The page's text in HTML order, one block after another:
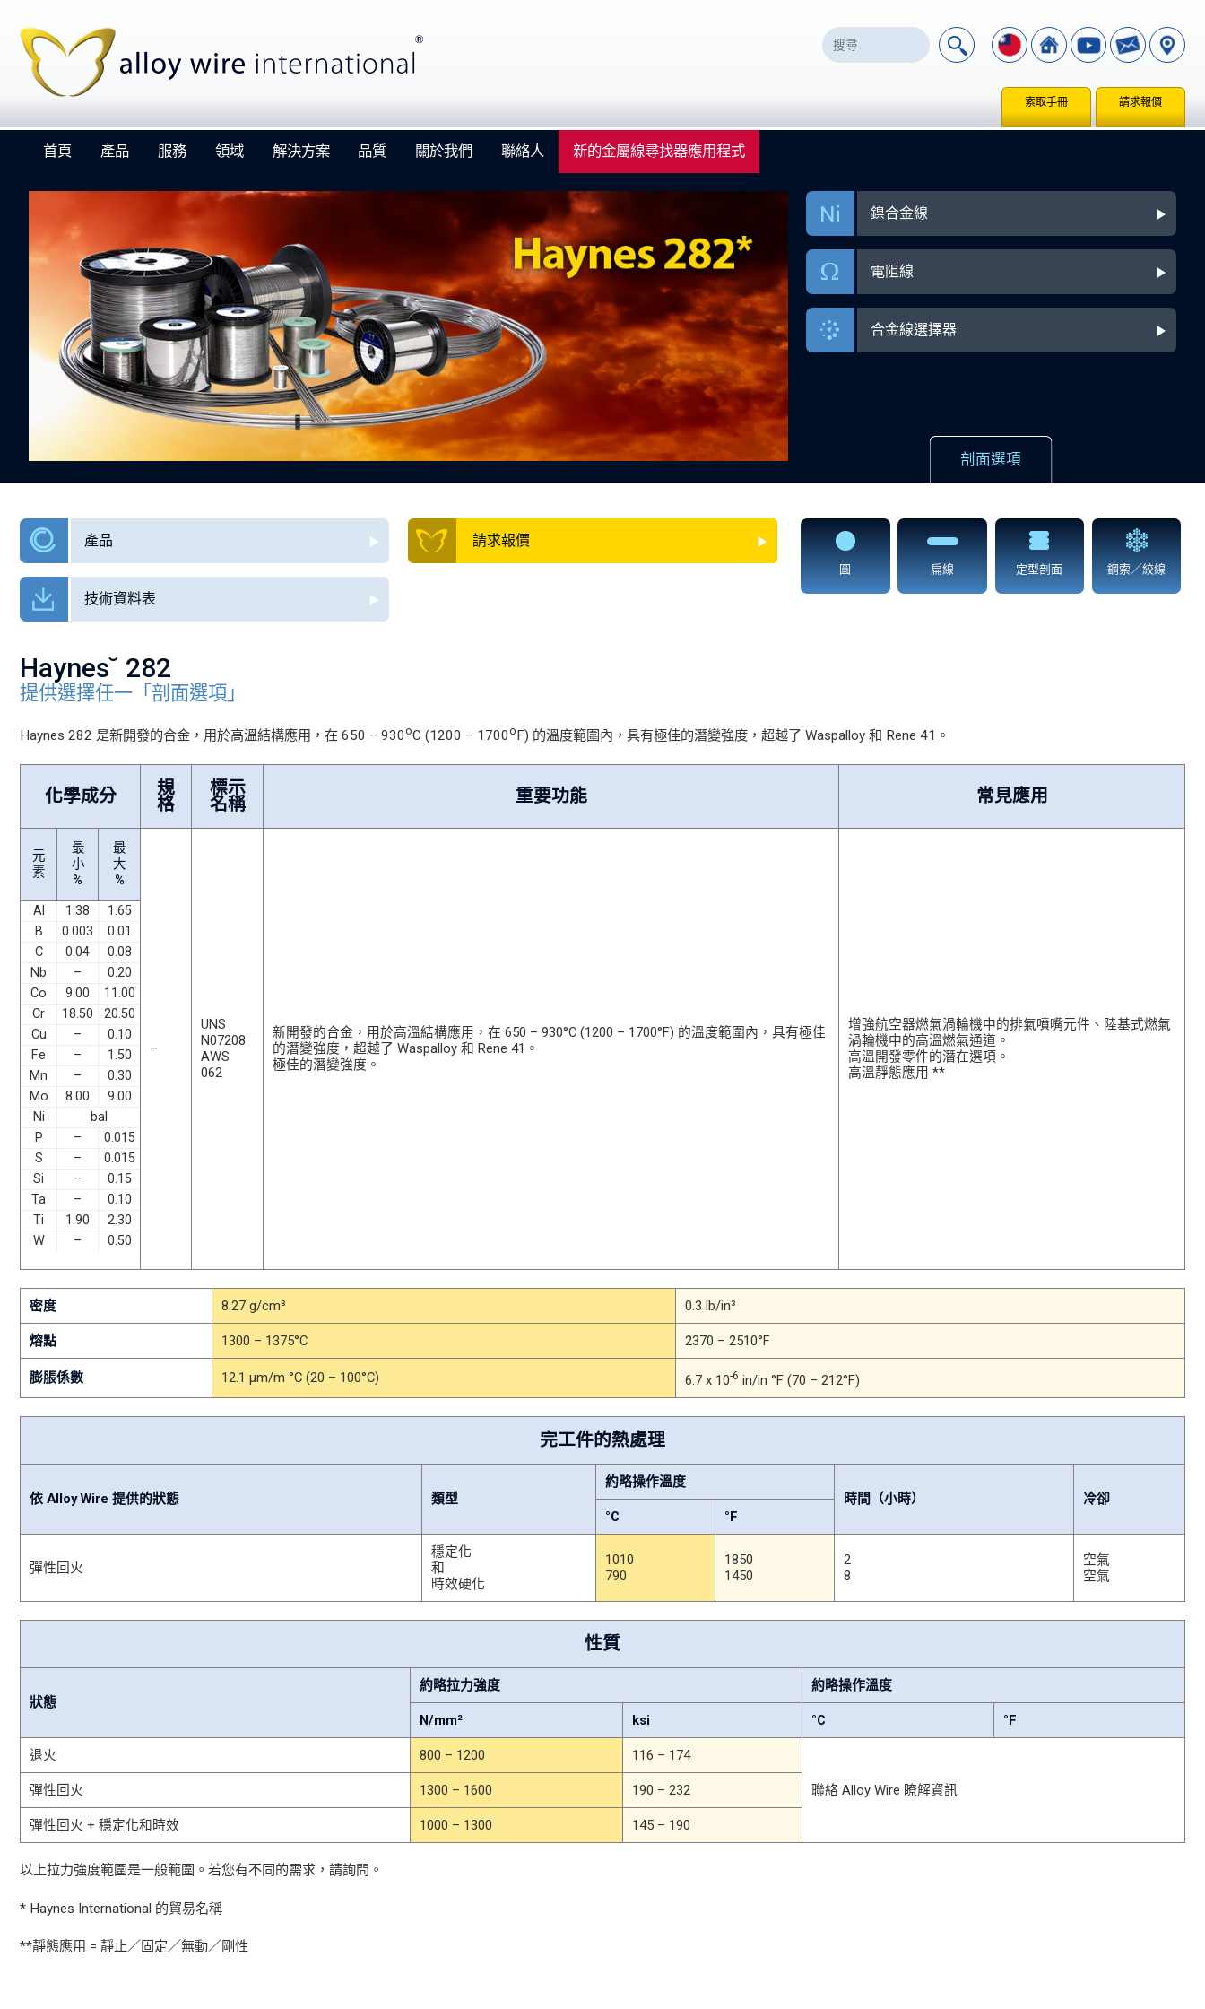
請求報價
索取手冊
首頁 產品 服務 領域 解決方案 品質 關於我們 聯絡人 新的金屬線尋找器應用程式
鎳合金線
電阻線
合金線選擇器
產品 請求報價
技術資料表
剖面選項
圓 扁線 定型剖面 鋼索／絞線
Haynes˘ 282
提供選擇任一「剖面選項」
Haynes 282 是新開發的合金，用於高溫結構應用，在 650 – 930oC (1200 – 1700oF) 的溫度範圍內，具有極佳的潛變強度，超越了 Waspalloy 和 Rene 41。
化學成分 規
格
標示
名稱 重要功能 常見應用
元
素
最
小
%
最
大
%
Al
1.38
1.65
B
0.003
0.01
C
0.04
0.08
Nb
–
0.20
Co
9.00
11.00
Cr
18.50
20.50
Cu
–
0.10
Fe
–
1.50
Mn
–
0.30
Mo
8.00
9.00
Ni
bal
P
–
0.015
S
–
0.015
Si
–
0.15
Ta
–
0.10
Ti
1.90
2.30
W
– 0.50
–
UNS
N07208
AWS
062
新開發的合金，用於高溫結構應用，在 650 – 930°C (1200 – 1700°F) 的溫度範圍內，具有極佳
的潛變強度，超越了 Waspalloy 和 Rene 41。
極佳的潛變強度。
增強航空器燃氣渦輪機中的排氣噴嘴元件、陸基式燃氣
渦輪機中的高溫燃氣通道。
高溫開發零件的潛在選項。
高溫靜態應用 **
密度 8.27 g/cm³ 0.3 lb/in³
熔點 1300 – 1375°C 2370 – 2510°F
膨脹係數 12.1 μm/m °C (20 – 100°C) 6.7 x 10-6 in/in °F (70 – 212°F)
完工件的熱處理
依 Alloy Wire 提供的狀態 類型
約略操作溫度
時間（小時）
冷卻
°C
°F
彈性回火
穩定化
和
時效硬化
1010
790
1850
1450
2
8
空氣
空氣
性質
狀態
約略拉力強度 約略操作溫度
N/mm² ksi °C °F
退火 800 – 1200 116 – 174
聯絡 Alloy Wire 瞭解資訊
彈性回火 1300 – 1600 190 – 232
彈性回火 + 穩定化和時效 1000 – 1300 145 – 190
以上拉力強度範圍是一般範圍。若您有不同的需求，請詢問。
* Haynes International 的貿易名稱
**靜態應用 = 靜止／固定／無動／剛性